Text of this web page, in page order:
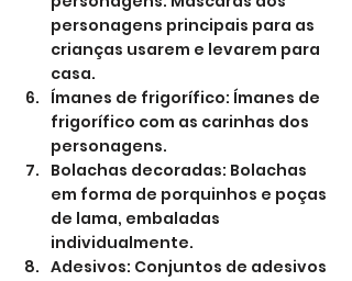
personagens principais para as
crianças usarem e levarem para
casa.
Ímanes de frigorífico: Ímanes de
frigorífico com as carinhas dos
personagens.
Bolachas decoradas: Bolachas
em forma de porquinhos e poças
de lama, embaladas
individualmente.
Adesivos: Conjuntos de adesivos